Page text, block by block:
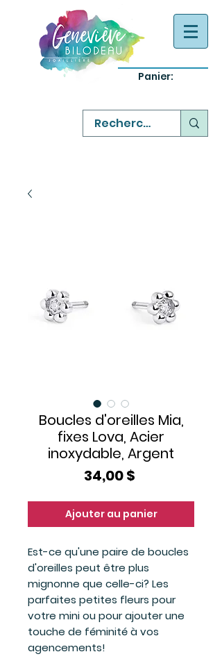
Panier:
Boucles d'oreilles Mia,
fixes Lova, Acier
inoxydable, Argent
34,00 $Prix
Ajouter au panier
Est-ce qu'une paire de boucles
d'oreilles peut être plus
mignonne que celle-ci? Les
parfaites petites fleurs pour
votre mini ou pour ajouter une
touche de féminité à vos
agencements!